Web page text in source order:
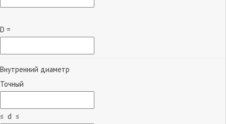
D =
Внутренний диаметр
Точный
≤ d ≤